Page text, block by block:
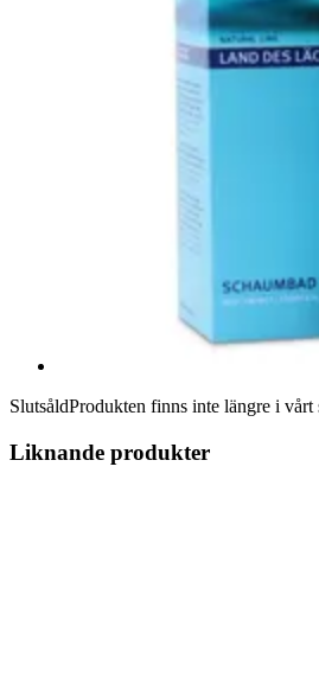
SlutsåldProdukten finns inte längre i vårt
Liknande produkter